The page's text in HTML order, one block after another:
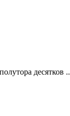
десятков ..